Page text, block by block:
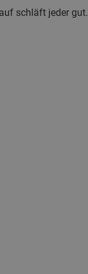
schläft jeder gut.